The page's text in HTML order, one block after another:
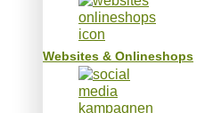
Websites & Onlineshops